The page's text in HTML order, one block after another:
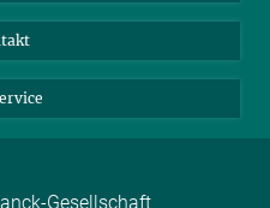
Gesellschaft